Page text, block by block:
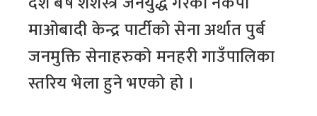
माओबादी केन्द्र पार्टीको सेना अर्थात पुर्ब
जनमुक्ति सेनाहरुको मनहरी गाउँपालिका
स्तरिय भेला हुने भएको हो ।